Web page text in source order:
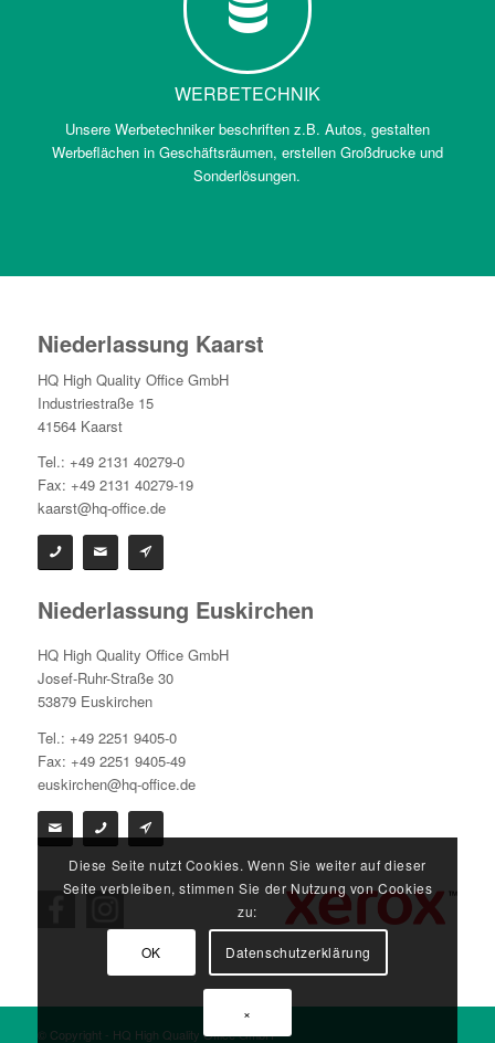
WERBETECHNIK
Unsere Werbetechniker beschriften z.B. Autos, gestalten
Werbeflächen in Geschäftsräumen, erstellen Großdrucke und
Sonderlösungen.
Niederlassung Kaarst
HQ High Quality Office GmbH
Industriestraße 15
41564 Kaarst
Tel.: +49 2131 40279-0
Fax: +49 2131 40279-19
kaarst@hq-office.de
Niederlassung Euskirchen
HQ High Quality Office GmbH
Josef-Ruhr-Straße 30
53879 Euskirchen
Tel.: +49 2251 9405-0
Fax: +49 2251 9405-49
euskirchen@hq-office.de
© Copyright - HQ High Quality Office GmbH
Diese Seite nutzt Cookies. Wenn Sie weiter auf dieser
Seite verbleiben, stimmen Sie der Nutzung von Cookies
zu:
OK Datenschutzerklärung
×